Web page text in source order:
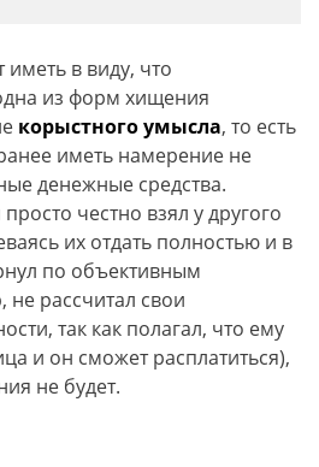
иметь в виду, что
из форм хищения
корыстного умысла, то есть
иметь намерение не
денежные средства.
честно взял у другого
их отдать полностью и в
по объективным
рассчитал свои
так как полагал, что ему
и он сможет расплатиться),
не будет.